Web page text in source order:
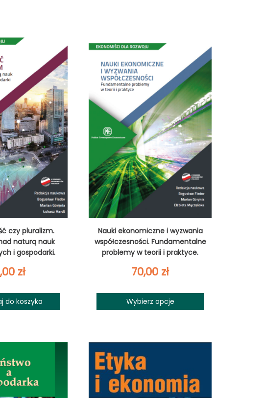
czy pluralizm.
naturą nauk
i gospodarki.
zł
do koszyka
Nauki ekonomiczne i wyzwania
współczesności. Fundamentalne
problemy w teorii i praktyce.
70,00 zł
Wybierz opcje